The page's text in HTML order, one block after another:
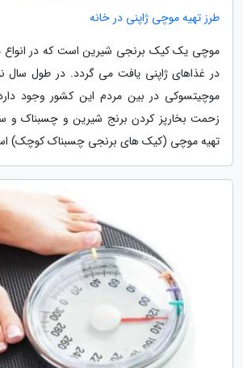
طرز تهیه موچی ژاپنی در خانه
موچی یک کیک برنجی شیرین است که در انواع
در غذاهای ژاپنی یافت می گردد. در طول سال
موچیتسوکی در بین مردم این کشور وجود
زحمت بخارپز کردن برنج شیرین و چسبناک و
تهیه موچی (کیک های برنجی چسبناک کوچک)